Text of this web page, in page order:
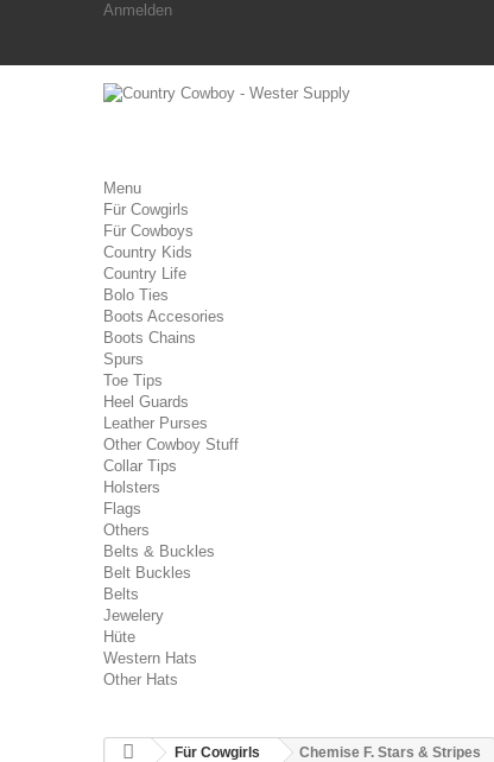
Anmelden
Menu
Für Cowgirls
Für Cowboys
Country Kids
Country Life
Bolo Ties
Boots Accesories
Boots Chains
Spurs
Toe Tips
Heel Guards
Leather Purses
Other Cowboy Stuff
Collar Tips
Holsters
Flags
Others
Belts & Buckles
Belt Buckles
Belts
Jewelery
Hüte
Western Hats
Other Hats
Für Cowgirls Chemise F. Stars & Stripes